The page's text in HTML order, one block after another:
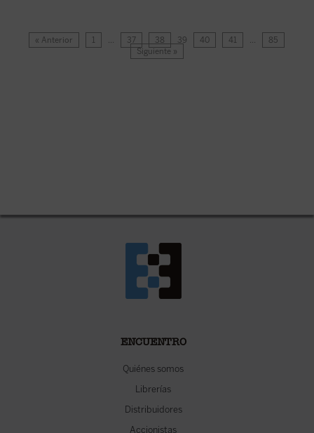
« Anterior 1 … 37 38 39 40 41 …
85
Siguiente »
ENCUENTRO
Quiénes somos
Librerías
Distribuidores
Accionistas